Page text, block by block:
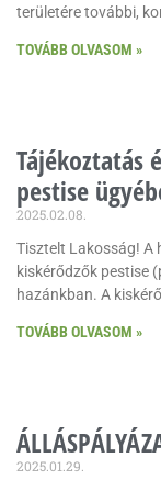
területére további,
TOVÁBB OLVASOM »
Tájékoztatás
pestise
2025.02.08.
Tisztelt Lakosság! A
kiskérődzők pestise
hazánkban. A
TOVÁBB OLVASOM »
2025.01.29.